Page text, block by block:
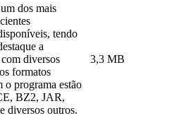
dos mais
tendo
a
diversos
formatos
o programa estão
BZ2, JAR,
diversos outros.
3,3 MB